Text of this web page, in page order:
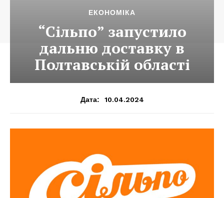
ЕКОНОМІКА
“Сільпо” запустило
дальню доставку в
Полтавській області
Дата: 10.04.2024